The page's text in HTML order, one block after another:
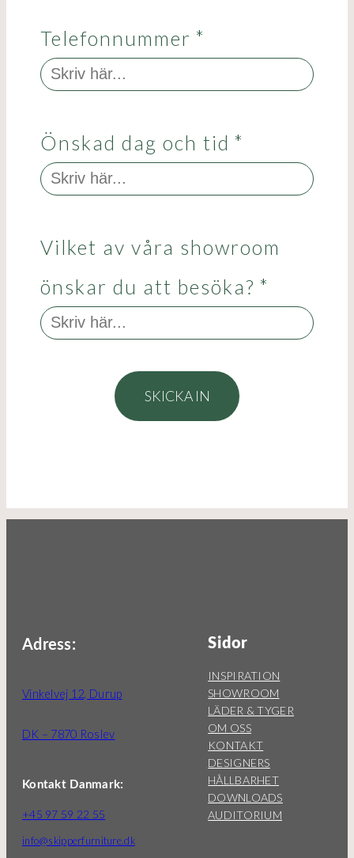
Telefonnummer *
Önskad dag och tid *
Vilket av våra showroom
önskar du att besöka? *
SKICKA IN
Adress:
Vinkelvej 12, Durup
DK – 7870 Roslev
Kontakt Danmark:
+45 97 59 22 55
info@skipperfurniture.dk
Sidor
INSPIRATION
SHOWROOM
LÄDER & TYGER
OM OSS
KONTAKT
DESIGNERS
HÅLLBARHET
DOWNLOADS
AUDITORIUM